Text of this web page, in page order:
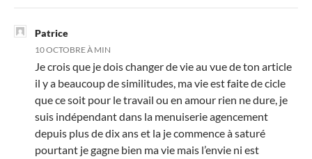
Patrice
10 OCTOBRE À MIN
Je crois que je dois changer de vie au vue de ton article
il y a beaucoup de similitudes, ma vie est faite de cicle
que ce soit pour le travail ou en amour rien ne dure, je
suis indépendant dans la menuiserie agencement
depuis plus de dix ans et la je commence à saturé
pourtant je gagne bien ma vie mais l’envie ni est